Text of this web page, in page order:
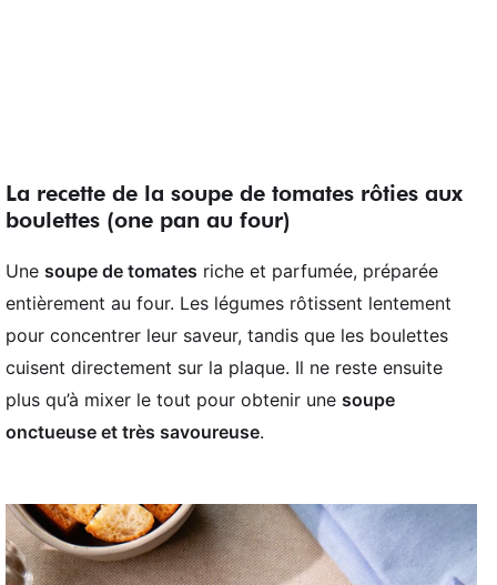
La recette de la soupe de tomates rôties aux
boulettes (one pan au four)
Une soupe de tomates riche et parfumée, préparée
entièrement au four. Les légumes rôtissent lentement
pour concentrer leur saveur, tandis que les boulettes
cuisent directement sur la plaque. Il ne reste ensuite
plus qu’à mixer le tout pour obtenir une soupe
onctueuse et très savoureuse.